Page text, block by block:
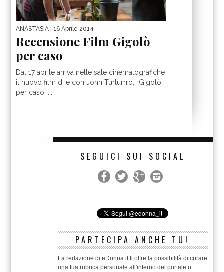
ANASTASIA | 16 Aprile 2014
Recensione Film Gigolò
per caso
Dal 17 aprile arriva nelle sale cinematografiche
il nuovo film di e con John Turturrro, “Gigolò
per caso”,...
SEGUICI SUI SOCIAL
PARTECIPA ANCHE TU!
La redazione di eDonna.it ti offre la possibilità di curare
una tua rubrica personale all'interno del portale o